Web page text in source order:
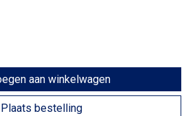
aan winkelwagen
Plaats bestelling